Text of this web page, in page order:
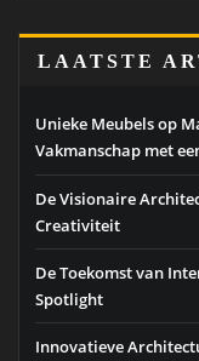
LAATSTE
Unieke Meubels op
Vakmanschap met
De Visionaire
Creativiteit
De Toekomst van
Spotlight
Innovatieve